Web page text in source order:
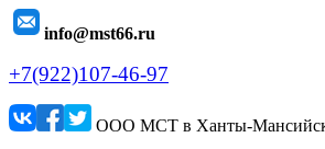
info@mst66.ru
+7(922)107-46-97
ООО МСТ в Ханты-